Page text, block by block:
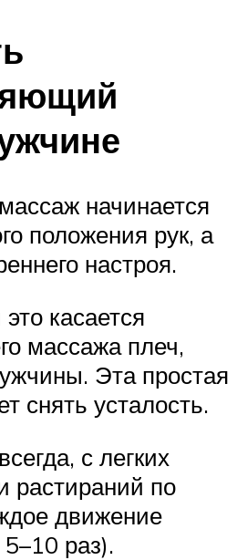
начинается
положения рук, а
настроя.
касается
массажа плеч,
Эта простая
снять усталость.
с легких
растираний по
движение
5–10 раз).